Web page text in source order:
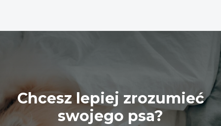
Chcesz lepiej zrozumieć
swojego psa?